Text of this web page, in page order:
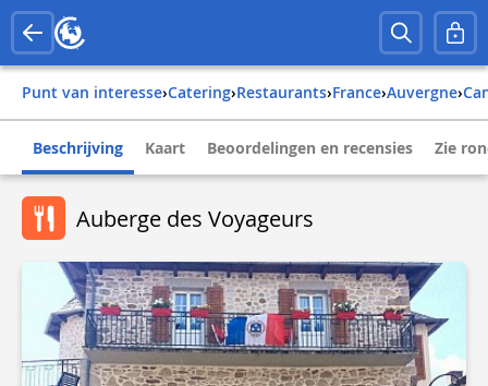
Punt van interesse› Catering› Restaurants› france› auvergne›
Beschrijving Kaart Beoordelingen en recensies Zie
Auberge des Voyageurs